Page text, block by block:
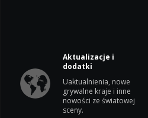
Aktualizacje i
dodatki
Uaktualnienia, nowe
grywalne kraje i inne
nowości ze światowej
sceny.